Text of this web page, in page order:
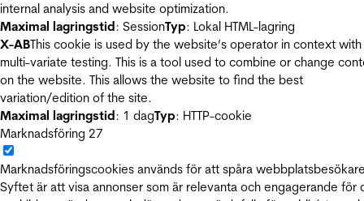
internal analysis and website optimization.
Maximal lagringstid: SessionTyp: Lokal HTML-lagring
X-ABThis cookie is used by the website’s operator in context with
multi-variate testing. This is a tool used to combine or change
on the website. This allows the website to find the best
variation/edition of the site.
Maximal lagringstid: 1 dagTyp: HTTP-cookie
Marknadsföring 27
Marknadsföringscookies används för att spåra
Syftet är att visa annonser som är relevanta och engagerande för